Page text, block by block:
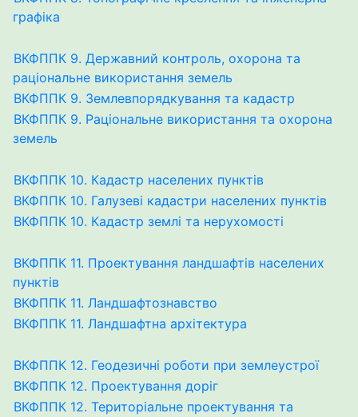
графіка
ВКФППК 9. Державний контроль, охорона та
раціональне використання земель
ВКФППК 9. Землевпорядкування та кадастр
ВКФППК 9. Раціональне використання та охорона
земель
ВКФППК 10. Кадастр населених пунктів
ВКФППК 10. Галузеві кадастри населених пунктів
ВКФППК 10. Кадастр землі та нерухомості
ВКФППК 11. Проектування ландшафтів населених
пунктів
ВКФППК 11. Ландшафтознавство
ВКФППК 11. Ландшафтна архітектура
ВКФППК 12. Геодезичні роботи при землеустрої
ВКФППК 12. Проектування доріг
ВКФППК 12. Територіальне проектування та